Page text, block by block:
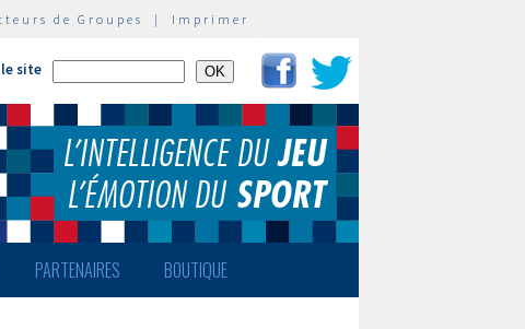
de Groupes | Imprimer
le site
PARTENAIRES BOUTIQUE